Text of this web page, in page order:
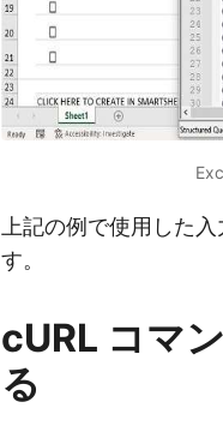
上記の例で使用した
す。
cURL コマ
る